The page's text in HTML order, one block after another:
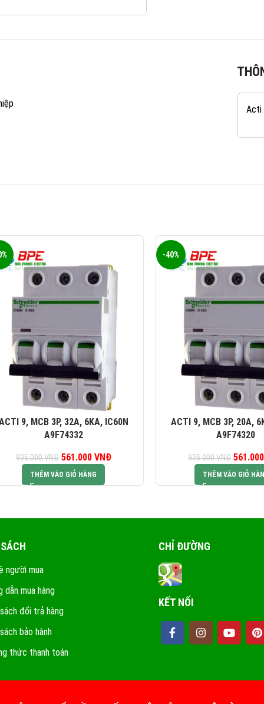
Acti
9, MCB 3P, 32A, 6KA, IC60N
A9F74332
935.000VNĐ
Giá gốc là:
935.000 VNĐ.
561.000 VNĐ
THÊM VÀO GIỎ HÀNG
-40%
ACTI 9, MCB 3P, 20A,
A9F74320
935.000VNĐ
THÊM VÀO GIỎ
người mua
dẫn mua hàng
đổi trả hàng
bảo hành
thức thanh toán
CHỈ ĐƯỜNG
KẾT NỐI